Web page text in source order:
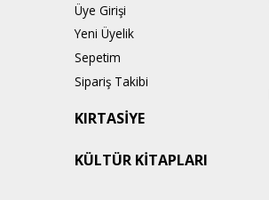
Üye Girişi
Yeni Üyelik
Sepetim
Sipariş Takibi
KIRTASİYE
KÜLTÜR KİTAPLARI